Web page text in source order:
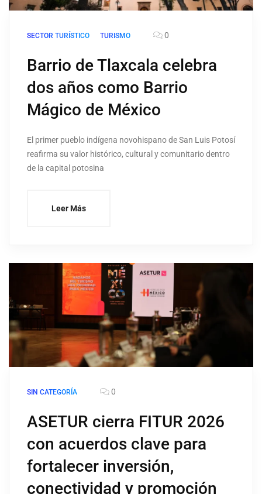
SECTOR TURÍSTICO TURISMO 0
Barrio de Tlaxcala celebra
dos años como Barrio
Mágico de México
El primer pueblo indígena novohispano de San Luis Potosí
reafirma su valor histórico, cultural y comunitario dentro
de la capital potosina
Leer Más
SIN CATEGORÍA 0
ASETUR cierra FITUR 2026
con acuerdos clave para
fortalecer inversión,
conectividad y promoción